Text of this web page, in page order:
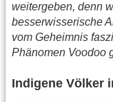
weitergeben, denn
besserwisserische
vom Geheimnis
Phänomen Voodoo
Indigene Völker